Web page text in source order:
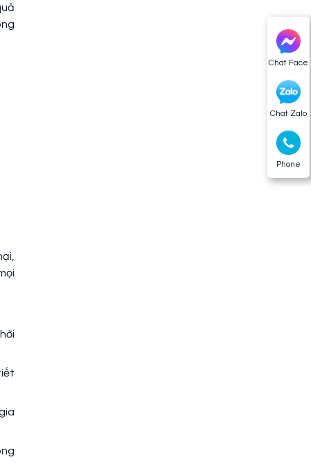
Chat Face
Chat Zalo
Phone